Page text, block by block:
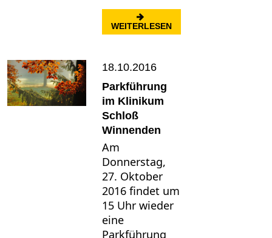
WEITERLESEN: LAMPIONUMZUG MIT
18.10.2016
Parkführung
im Klinikum
Schloß
Winnenden
Am
Donnerstag,
27. Oktober
2016 findet um
15 Uhr wieder
eine
Parkführung